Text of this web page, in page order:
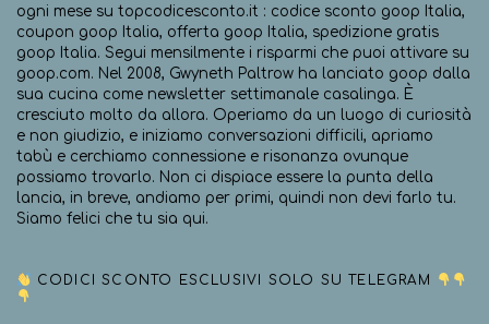
ogni mese su topcodicesconto.it : codice sconto goop Italia,
coupon goop Italia, offerta goop Italia, spedizione gratis
goop Italia. Segui mensilmente i risparmi che puoi attivare su
goop.com. Nel 2008, Gwyneth Paltrow ha lanciato goop dalla
sua cucina come newsletter settimanale casalinga. È
cresciuto molto da allora. Operiamo da un luogo di curiosità
e non giudizio, e iniziamo conversazioni difficili, apriamo
tabù e cerchiamo connessione e risonanza ovunque
possiamo trovarlo. Non ci dispiace essere la punta della
lancia, in breve, andiamo per primi, quindi non devi farlo tu.
Siamo felici che tu sia qui.
CODICI SCONTO ESCLUSIVI SOLO SU TELEGRAM